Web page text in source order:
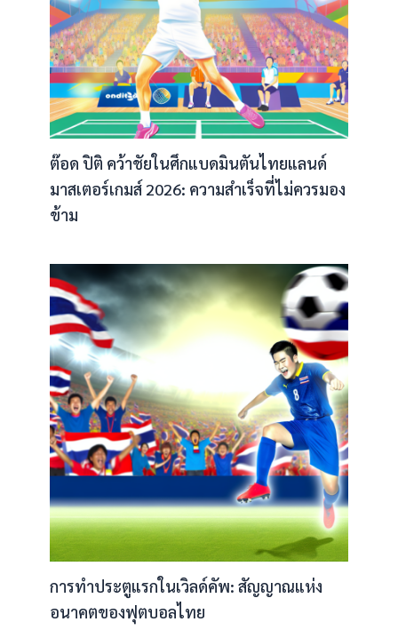
ต๊อด ปิติ คว้าชัยในศึกแบดมินตันไทยแลนด์
มาสเตอร์เกมส์ 2026: ความสำเร็จที่ไม่ควรมอง
ข้าม
การทำประตูแรกในเวิลด์คัพ: สัญญาณแห่ง
อนาคตของฟุตบอลไทย